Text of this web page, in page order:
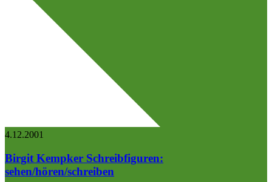
4.12.2001
Birgit Kempker Schreibfiguren:
sehen/hören/schreiben